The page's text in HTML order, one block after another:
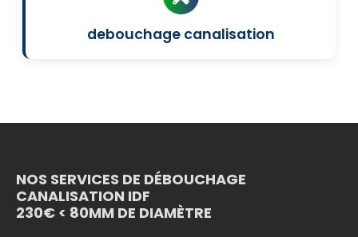
debouchage canalisation
NOS SERVICES DE DÉBOUCHAGE
CANALISATION IDF
230€ < 80MM DE DIAMÈTRE